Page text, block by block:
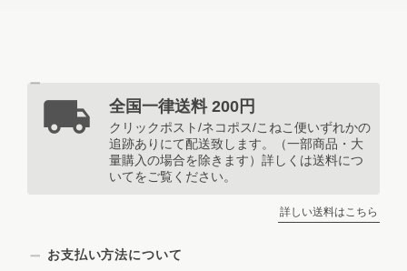
【A5サイズ レターセット】こぐまペーパーサーカス便箋セット
2026/08/04
全国一律送料 200円
クリックポスト/ネコポス/こねこ便いずれかの
追跡ありにて配送致します。（一部商品・大
量購入の場合を除きます）詳しくは送料につ
いてをご覧ください。
詳しい送料はこちら
お支払い方法について